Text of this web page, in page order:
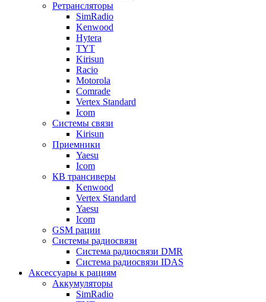
Ретрансляторы
SimRadio
Kenwood
Hytera
TYT
Kirisun
Racio
Motorola
Comrade
Vertex Standard
Icom
Системы связи
Kirisun
Приемники
Yaesu
Icom
КВ трансиверы
Kenwood
Vertex Standard
Yaesu
Icom
GSM рации
Системы радиосвязи
Система радиосвязи DMR
Система радиосвязи IDAS
Аксессуары к рациям
Аккумуляторы
SimRadio